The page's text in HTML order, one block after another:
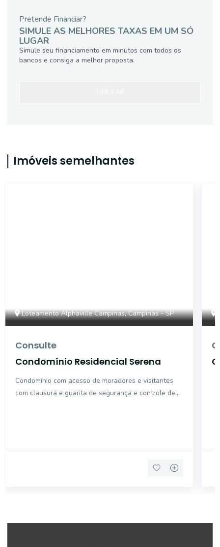
Pretende Financiar?
SIMULE AS MELHORES TAXAS EM UM SÓ
LUGAR
Simule seu financiamento em minutos com todos os
bancos e consiga a melhor proposta.
Imóveis semelhantes
Loteamento Alphaville Campinas, Campinas - SP
Consulte
Condomínio Residencial Serena
Condomínio com acesso de moradores e visitantes
com clausura e guarita de segurança e controle de